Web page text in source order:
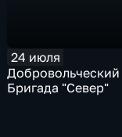
24 июля
Бригада "Север"